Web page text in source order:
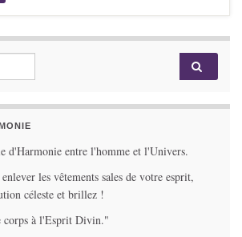
d'Harmonie entre l'homme et l'Univers.
les vêtements sales de votre esprit,
céleste et brillez !
corps à l'Esprit Divin."